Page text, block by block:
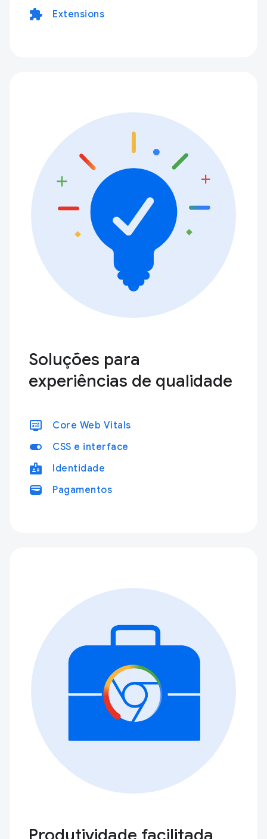
extension Extensions
Soluções para
experiências de qualidade
display_settings Core Web Vitals
toggle_on CSS e interface
badge Identidade
wallet Pagamentos